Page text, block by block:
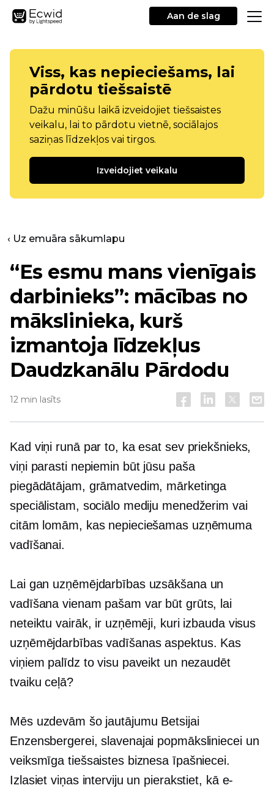
Aan de slag
Viss, kas nepieciešams, lai
pārdotu tiešsaistē
Dažu minūšu laikā izveidojiet tiešsaistes
veikalu, lai to pārdotu vietnē, sociālajos
saziņas līdzekļos vai tirgos.
Izveidojiet veikalu
‹ Uz emuāra sākumlapu
“Es esmu mans vienīgais
darbinieks”: mācības no
mākslinieka, kurš
izmantoja līdzekļus
Daudzkanālu Pārdodu
12 min lasīts
Kad viņi runā par to, ka esat sev priekšnieks,
viņi parasti nepiemin būt jūsu paša
piegādātājam, grāmatvedim, mārketinga
speciālistam, sociālo mediju menedžerim vai
citām lomām, kas nepieciešamas uzņēmuma
vadīšanai.
Lai gan uzņēmējdarbības uzsākšana un
vadīšana vienam pašam var būt grūts, lai
neteiktu vairāk, ir uzņēmēji, kuri izbauda visus
uzņēmējdarbības vadīšanas aspektus. Kas
viņiem palīdz to visu paveikt un nezaudēt
tvaiku ceļā?
Mēs uzdevām šo jautājumu Betsijai
Enzensbergerei, slavenajai popmāksliniecei un
veiksmīga tiešsaistes biznesa īpašniecei.
Izlasiet viņas interviju un pierakstiet, kā e-